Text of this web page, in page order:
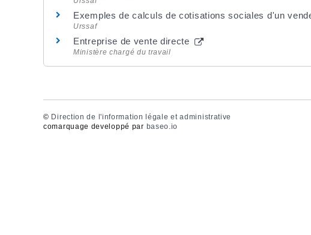
Exemples de calculs de cotisations sociales d'un
Urssaf
Entreprise de vente directe
Ministère chargé du travail
© Direction de l'information légale et administrative
comarquage developpé par baseo.io